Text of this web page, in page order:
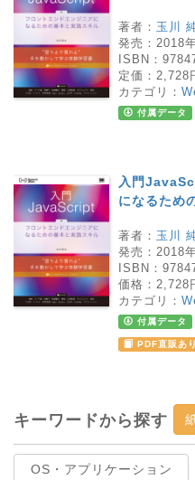
著者： 玉川
発売： 2018
ISBN：
定価： 2,728
カテゴリ：
付属データ
入門
になるため
著者： 玉川
発売： 2018
ISBN：
価格： 2,728
カテゴリ：
付属データ
PDF直販あり
キーワードから探す
OS・アプリケーション